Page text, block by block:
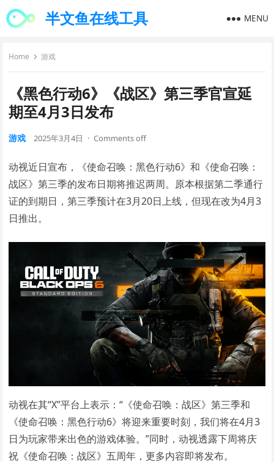
半文鱼在线工具 MENU
Home 游戏
《黑色行动6》《战区》第三季官宣延
期至4月3日发布
游戏 2025年3月4日 · Comments off
动视近日宣布，《使命召唤：黑色行动6》和《使命召唤：
战区》第三季的发布日期将推迟两周。原本根据第二季通行
证的到期日，第三季预计在3月20日上线，但现在改为4月3
日推出。
动视在其“X”平台上表示：“《使命召唤：战区》第三季和
《使命召唤：黑色行动6》将迎来重要时刻，我们将在4月3
日为玩家带来出色的游戏体验。”同时，动视透露下周将庆
祝《使命召唤：战区》五周年，更多内容即将发布。